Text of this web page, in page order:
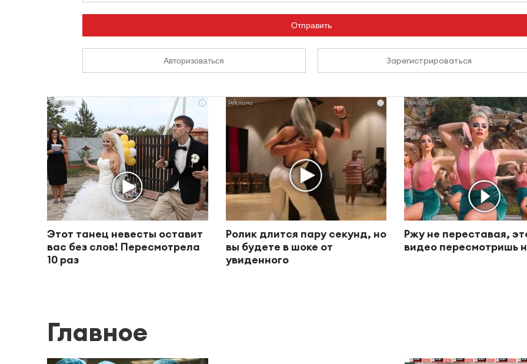
Отправить
Авторизоваться Зарегистрироваться
i
Этот танец невесты оставит
вас без слов! Пересмотрела
10 раз
i
Ролик длится пару секунд, но
вы будете в шоке от
увиденного
Ржу не переставая,
видео пересмотришь
Главное